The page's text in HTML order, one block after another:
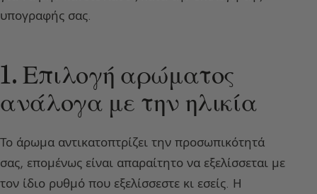
υπογραφής σας.
1. Επιλογή αρώματος
ανάλογα με την ηλικία
Το άρωμα αντικατοπτρίζει την προσωπικότητά
σας, επομένως είναι απαραίτητο να εξελίσσεται με
τον ίδιο ρυθμό που εξελίσσεστε κι εσείς. Η